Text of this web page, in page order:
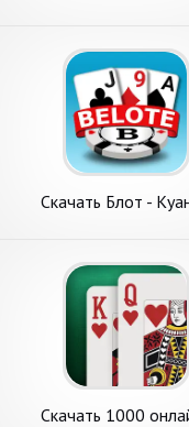
на Андроид
Скачать Блот -
Скачать 1000